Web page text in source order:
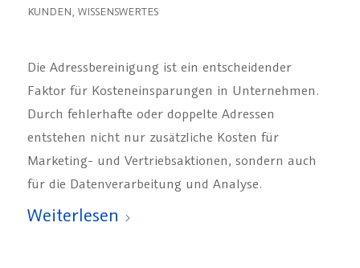
KUNDEN, WISSENSWERTES
Die Adressbereinigung ist ein entscheidender
Faktor für Kosteneinsparungen in Unternehmen.
Durch fehlerhafte oder doppelte Adressen
entstehen nicht nur zusätzliche Kosten für
Marketing- und Vertriebsaktionen, sondern auch
für die Datenverarbeitung und Analyse.
Weiterlesen